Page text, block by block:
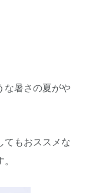
な暑さの夏がや
てもおススメな